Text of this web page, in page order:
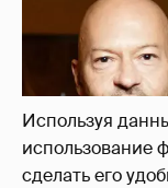
Используя
использование
сделать его